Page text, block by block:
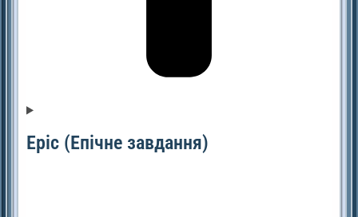
Epic (Епічне завдання)